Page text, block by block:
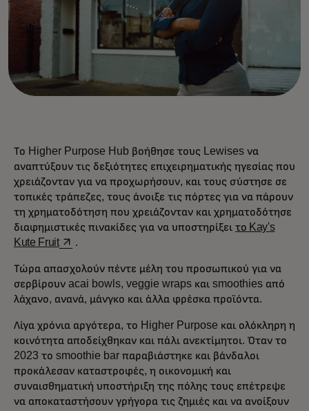
Το Higher Purpose Hub βοήθησε τους Lewises να
αναπτύξουν τις δεξιότητες επιχειρηματικής ηγεσίας που
χρειάζονταν για να προχωρήσουν, και τους σύστησε σε
τοπικές τράπεζες, τους άνοιξε τις πόρτες για να πάρουν
τη χρηματοδότηση που χρειάζονταν και χρηματοδότησε
διαφημιστικές πινακίδες για να υποστηρίξει το Kay's
Kute Fruitopens in a new tab
.
Τώρα απασχολούν πέντε μέλη του προσωπικού για να
σερβίρουν acai bowls, veggie wraps και smoothies από
λάχανο, ανανά, μάνγκο και άλλα φρέσκα προϊόντα.
Λίγα χρόνια αργότερα, το Higher Purpose και ολόκληρη η
κοινότητα αποδείχθηκαν και πάλι ανεκτίμητοι. Όταν το
2023 το smoothie bar παραβιάστηκε και βάνδαλοι
προκάλεσαν καταστροφές, η οικονομική και
συναισθηματική υποστήριξη της πόλης τους επέτρεψε
να αποκαταστήσουν γρήγορα τις ζημιές και να ανοίξουν